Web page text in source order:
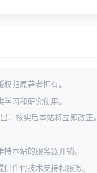
归原著者拥有。
习和研究使用。
核实后本站将立即改正。
本站的服务器开销。
任何技术支持和服务。